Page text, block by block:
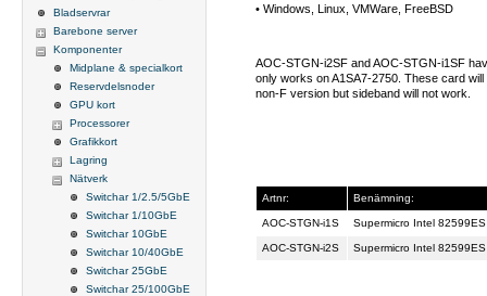
• Windows, Linux, VMWare, FreeBSD
AOC-STGN-i2SF and AOC-STGN-i1SF
only works on A1SA7-2750. These card
non-F version but sideband will not work.
Artnr: Benämning:
AOC-STGN-i1S Supermicro Intel
AOC-STGN-i2S Supermicro Intel
Bladservrar
Barebone server
Komponenter
Midplane & specialkort
Reservdelsnoder
GPU kort
Processorer
Grafikkort
Lagring
Nätverk
Switchar 1/2.5/5GbE
Switchar 1/10GbE
Switchar 10GbE
Switchar 10/40GbE
Switchar 25GbE
Switchar 25/100GbE